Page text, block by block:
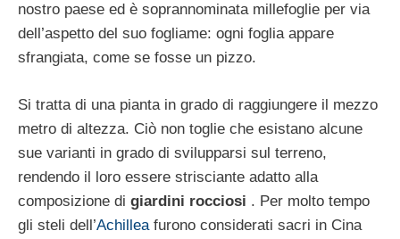
nostro paese ed è soprannominata millefoglie per via
dell’aspetto del suo fogliame: ogni foglia appare
sfrangiata, come se fosse un pizzo.
Si tratta di una pianta in grado di raggiungere il mezzo
metro di altezza. Ciò non toglie che esistano alcune
sue varianti in grado di svilupparsi sul terreno,
rendendo il loro essere strisciante adatto alla
composizione di giardini rocciosi . Per molto tempo
gli steli dell’Achilleafurono considerati sacri in Cina